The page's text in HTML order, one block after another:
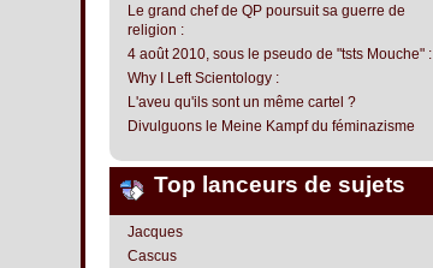
Le grand chef de QP poursuit sa guerre de
religion :
4 août 2010, sous le pseudo de "tsts Mouche" :
Why I Left Scientology :
L'aveu qu'ils sont un même cartel ?
Divulguons le Meine Kampf du féminazisme
Top lanceurs de sujets
Jacques
Cascus